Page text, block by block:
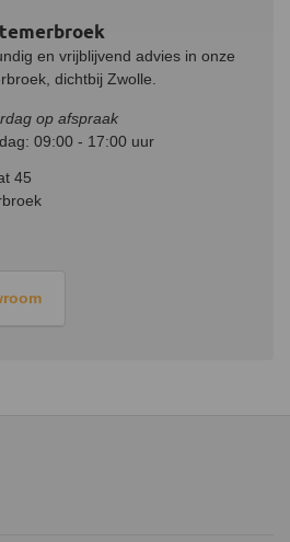
en vrijblijvend advies in onze
dichtbij Zwolle.
op afspraak
09:00 - 17:00 uur
45